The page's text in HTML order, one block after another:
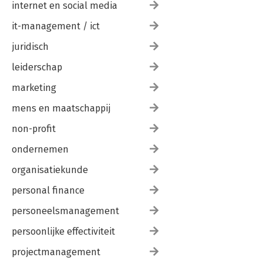
internet en social media
it-management / ict
juridisch
leiderschap
marketing
mens en maatschappij
non-profit
ondernemen
organisatiekunde
personal finance
personeelsmanagement
persoonlijke effectiviteit
projectmanagement